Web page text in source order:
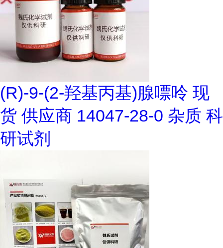
(R)-9-(2-羟基丙基)腺嘌呤 现
货 供应商 14047-28-0 杂质 科
研试剂